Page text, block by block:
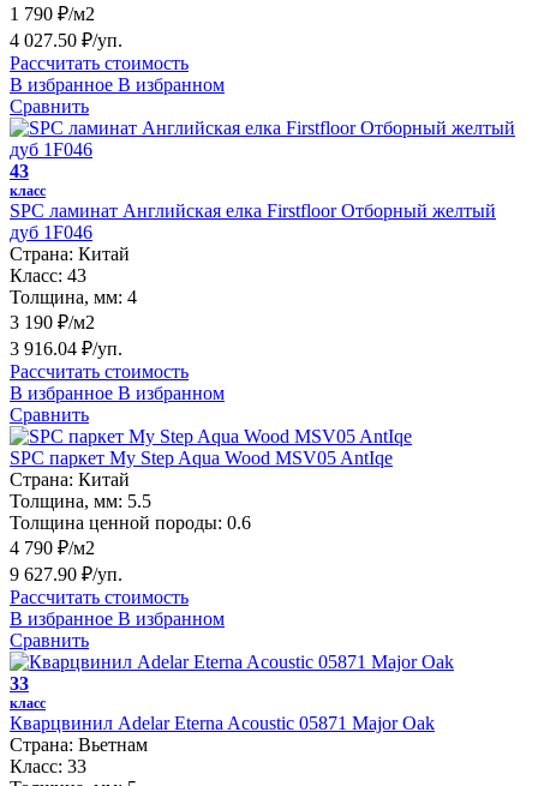
1 790 ₽/м2
4 027.50 ₽/уп.
Рассчитать стоимость
В избранное В избранном
Сравнить
43
класс
SPC ламинат Английская елка Firstfloor Oтборный желтый
дуб 1F046
Страна: Китай
Класс: 43
Толщина, мм: 4
3 190 ₽/м2
3 916.04 ₽/уп.
Рассчитать стоимость
В избранное В избранном
Сравнить
SPC паркет My Step Aqua Wood MSV05 AntIqe
Страна: Китай
Толщина, мм: 5.5
Толщина ценной породы: 0.6
4 790 ₽/м2
9 627.90 ₽/уп.
Рассчитать стоимость
В избранное В избранном
Сравнить
33
класс
Кварцвинил Adelar Eterna Acoustic 05871 Major Oak
Страна: Вьетнам
Класс: 33